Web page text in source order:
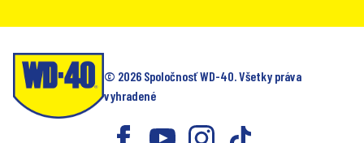
© 2026 Spoločnosť WD-40. Všetky práva
vyhradené